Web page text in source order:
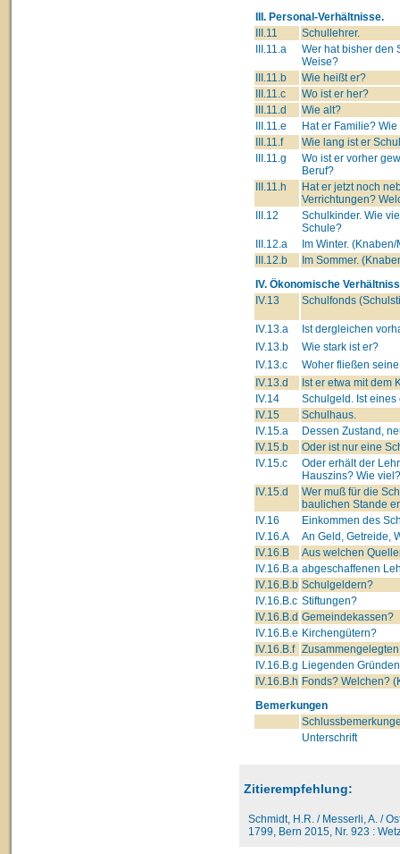
III. Personal-Verhältnisse.
III.11
Schullehrer.
III.11.a
Wer hat bisher den
Weise?
III.11.b
Wie heißt er?
III.11.c
Wo ist er her?
III.11.d
Wie alt?
III.11.e
Hat er Familie?
III.11.f
Wie lang ist er
III.11.g
Wo ist er vorher
Beruf?
III.11.h
Hat er jetzt noch
Verrichtungen?
III.12
Schulkinder. Wie
Schule?
III.12.a
Im Winter.
III.12.b
Im Sommer.
IV. Ökonomische
IV.13
Schulfonds
IV.13.a
Ist dergleichen
IV.13.b
Wie stark ist er?
IV.13.c
Woher fließen
IV.13.d
Ist er etwa mit dem
IV.14
Schulgeld. Ist
IV.15
Schulhaus.
IV.15.a
Dessen Zustand,
IV.15.b
Oder ist nur eine
IV.15.c
Oder erhält der
Hauszins? Wie viel?
IV.15.d
Wer muß für die
baulichen Stande
IV.16
Einkommen des
IV.16.A
An Geld, Getreide,
IV.16.B
Aus welchen
IV.16.B.a abgeschaffenen
IV.16.B.b Schulgeldern?
IV.16.B.c Stiftungen?
IV.16.B.d Gemeindekassen?
IV.16.B.e Kirchengütern?
IV.16.B.f
IV.16.B.g Liegenden
IV.16.B.h Fonds? Welchen?
Bemerkungen
Unterschrift
Zitierempfehlung:
Schmidt, H.R. / Messerli, A. /
1799, Bern 2015, Nr. 923 :